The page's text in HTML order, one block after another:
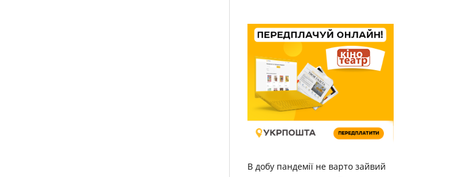
В добу пандемії не варто зайвий